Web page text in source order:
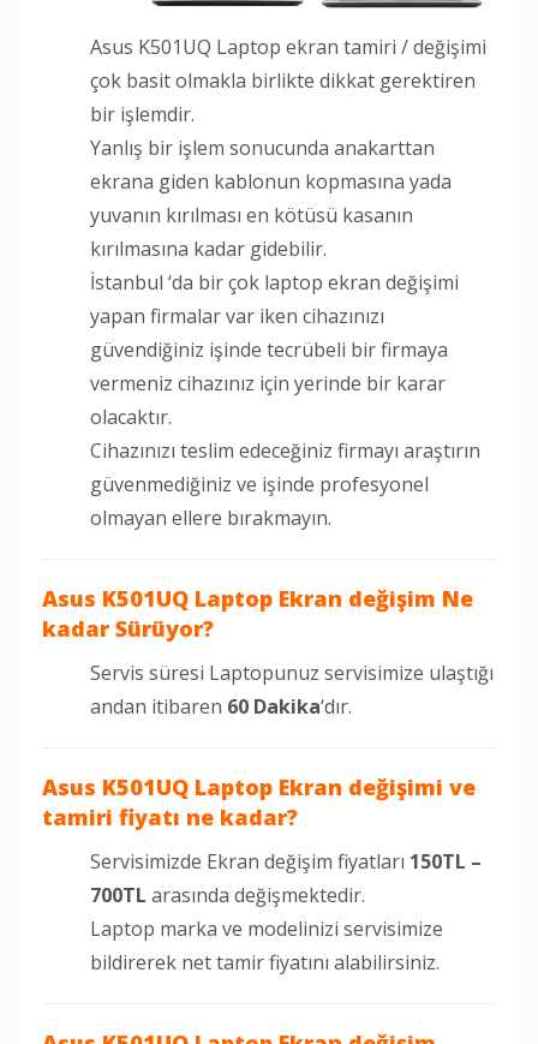
Asus K501UQ Laptop ekran tamiri / değişimi
çok basit olmakla birlikte dikkat gerektiren
bir işlemdir.
Yanlış bir işlem sonucunda anakarttan
ekrana giden kablonun kopmasına yada
yuvanın kırılması en kötüsü kasanın
kırılmasına kadar gidebilir.
İstanbul ‘da bir çok laptop ekran değişimi
yapan firmalar var iken cihazınızı
güvendiğiniz işinde tecrübeli bir firmaya
vermeniz cihazınız için yerinde bir karar
olacaktır.
Cihazınızı teslim edeceğiniz firmayı araştırın
güvenmediğiniz ve işinde profesyonel
olmayan ellere bırakmayın.
Asus K501UQ Laptop Ekran değişim Ne
kadar Sürüyor?
Servis süresi Laptopunuz servisimize ulaştığı
andan itibaren 60 Dakika‘dır.
Asus K501UQ Laptop Ekran değişimi ve
tamiri fiyatı ne kadar?
Servisimizde Ekran değişim fiyatları 150TL –
700TL arasında değişmektedir.
Laptop marka ve modelinizi servisimize
bildirerek net tamir fiyatını alabilirsiniz.